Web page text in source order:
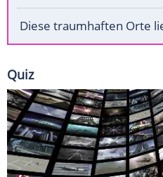
Diese traumhaften Orte
Quiz